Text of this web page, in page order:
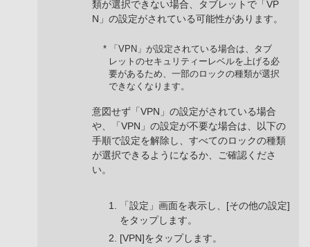
類が選択できない場合、タブレットで「VP
N」の設定がされている可能性があります。
* 「VPN」が設定されている場合は、タブ
レットのセキュリティーレベルを上げる必
要があるため、一部のロックの種類が選択
できなくなります。
意図せず「VPN」の設定がされている場合
や、「VPN」の設定が不要な場合は、以下の
手順で設定を解除し、すべてのロックの種類
が選択できるようになるか、ご確認くださ
い。
「設定」画面を表示し、[その他の設定]
をタップします。
[VPN]をタップします。